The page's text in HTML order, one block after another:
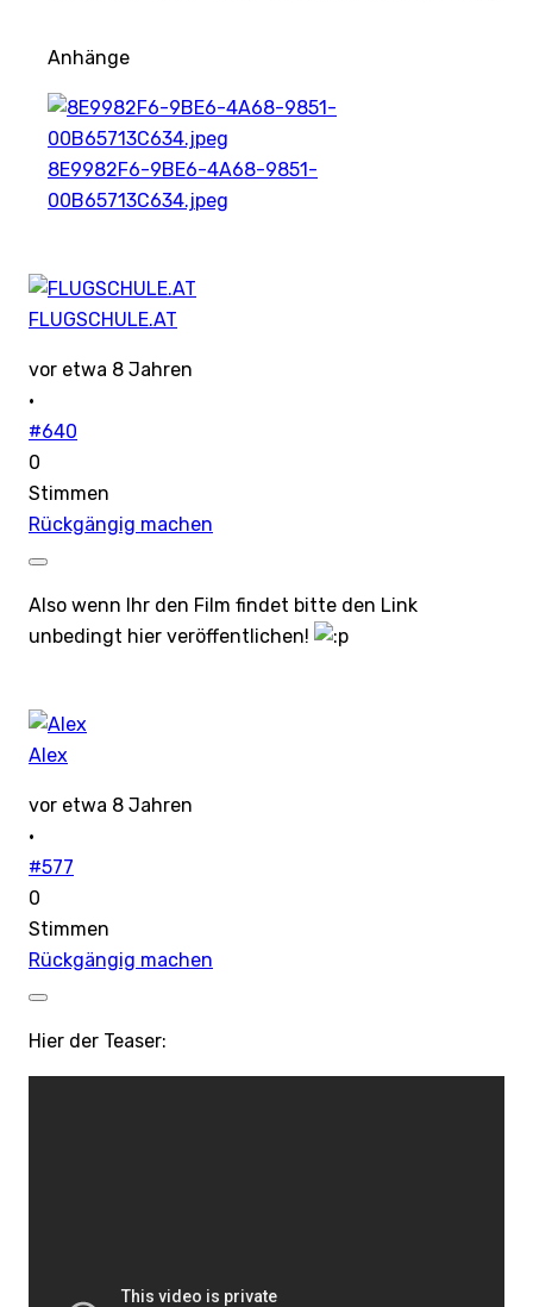
Anhänge
8E9982F6-9BE6-4A68-9851-
00B65713C634.jpeg
FLUGSCHULE.AT
vor etwa 8 Jahren
·
#640
0
Stimmen
Rückgängig machen
Also wenn Ihr den Film findet bitte den Link
unbedingt hier veröffentlichen!
Alex
vor etwa 8 Jahren
·
#577
0
Stimmen
Rückgängig machen
Hier der Teaser: